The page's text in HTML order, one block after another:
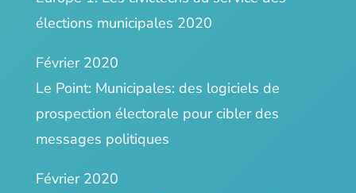
élections municipales 2020
Février 2020
Le Point: Municipales: des logiciels de
prospection électorale pour cibler des
messages politiques
Février 2020